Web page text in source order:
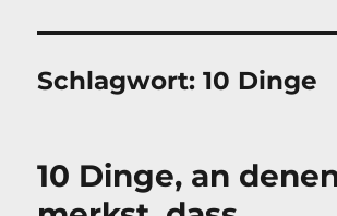
Schlagwort:10 Dinge
10 Dinge, an